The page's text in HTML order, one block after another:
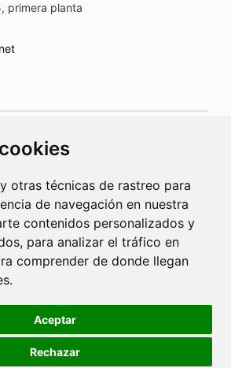
otras técnicas de rastreo para
de navegación en nuestra
contenidos personalizados y
para analizar el tráfico en
comprender de donde llegan
Aceptar
Rechazar
primera planta